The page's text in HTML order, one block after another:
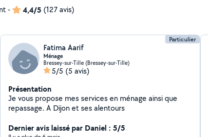
- 4,4/5 (127 avis)
Particulier
Fatima Aarif
Ménage
Bressey-sur-Tille (Bressey-sur-Tille)
5/5 (5 avis)
Présentation
Je vous propose mes services en ménage ainsi que
repassage. A Dijon et ses alentours
Dernier avis laissé par Daniel : 5/5